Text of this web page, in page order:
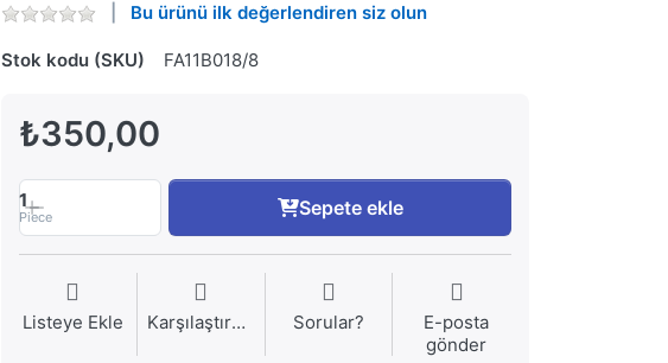
Bu ürünü ilk değerlendiren siz olun
Stok kodu (SKU) FA11B018/8
₺350,00
1
Piece Sepete ekle
Listeye Ekle Karşılaştırma Sorular?
E-posta
gönder